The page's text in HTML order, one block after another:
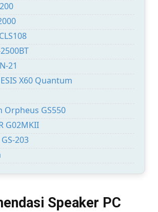
21
X60 Quantum
Orpheus GS550
G02MKII
203
Speaker PC